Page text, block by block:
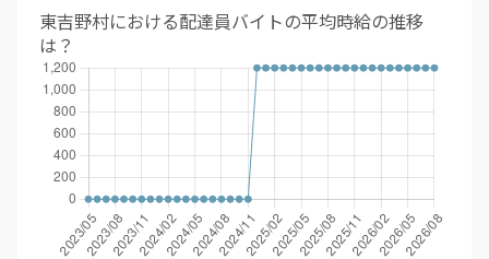
デリバリー配達員バイトは、大きく業務委託型（成果報酬型）と時給
型に分類されます。業務委託型（成果報酬型）のデリバリー配達員バ
イトは、 一回あたりの配達報酬となり、時給は目安となります。頑張
り次第では、日給2万円を超えも可能。 時給型のデリバリー配達員バ
イトは、安定した給与を得られるメリットがあります。各求人を比較
検討した上で、応募/登録することをオススメします。
東吉野村における配達員バイトの平均時給の推移
は？